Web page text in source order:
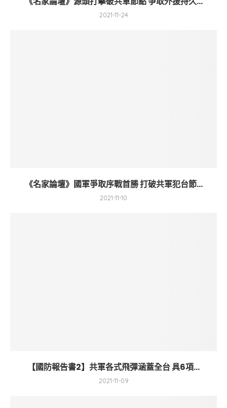
2021-11-24
《名家論壇》國軍爭取序戰首勝 打破共軍犯台節...
2021-11-10
【國防報告書2】共軍各式飛彈涵蓋全台 具6項...
2021-11-09